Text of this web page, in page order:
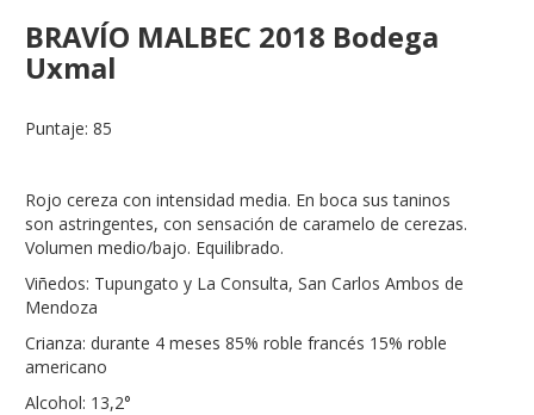
BRAVÍO MALBEC 2018 Bodega
Uxmal
Puntaje: 85
Rojo cereza con intensidad media. En boca sus taninos
son astringentes, con sensación de caramelo de cerezas.
Volumen medio/bajo. Equilibrado.
Viñedos: Tupungato y La Consulta, San Carlos Ambos de
Mendoza
Crianza: durante 4 meses 85% roble francés 15% roble
americano
Alcohol: 13,2°